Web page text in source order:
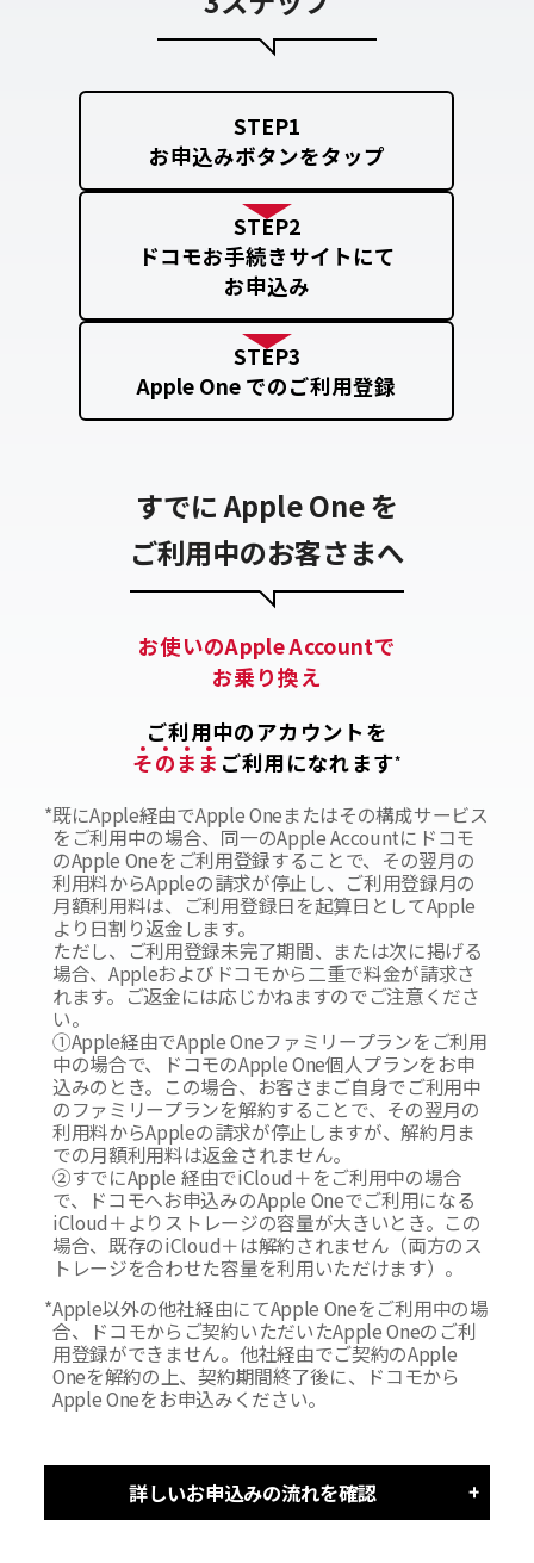
STEP1
お申込みボタンをタップ
STEP2
ドコモお手続きサイトにて
お申込み
STEP3
Apple One でのご利用登録
すでに Apple One を
ご利用中のお客さまへ
お使いのApple Accountで
お乗り換え
ご利用中のアカウントを
そのま ま ご利用になれます*
*既にApple経由でApple Oneまたはその構成サービス
をご利用中の場合、同一のApple Accountにドコモ
のApple Oneをご利用登録することで、その翌月の
利用料からAppleの請求が停止し、ご利用登録月の
月額利用料は、ご利用登録日を起算日としてApple
より日割り返金します。
ただし、ご利用登録未完了期間、または次に掲げる
場合、Appleおよびドコモから二重で料金が請求さ
れます。ご返金には応じかねますのでご注意くださ
い。
①Apple経由でApple Oneファミリープランをご利用
中の場合で、ドコモのApple One個人プランをお申
込みのとき。この場合、お客さまご自身でご利用中
のファミリープランを解約することで、その翌月の
利用料からAppleの請求が停止しますが、解約月ま
での月額利用料は返金されません。
②すでにApple 経由でiCloud＋をご利用中の場合
で、ドコモへお申込みのApple Oneでご利用になる
iCloud＋よりストレージの容量が大きいとき。この
場合、既存のiCloud＋は解約されません（両方のス
トレージを合わせた容量を利用いただけます）。
*Apple以外の他社経由にてApple Oneをご利用中の場
合、ドコモからご契約いただいたApple Oneのご利
用登録ができません。他社経由でご契約のApple
Oneを解約の上、契約期間終了後に、ドコモから
Apple Oneをお申込みください。
詳しいお申込みの流れを確認